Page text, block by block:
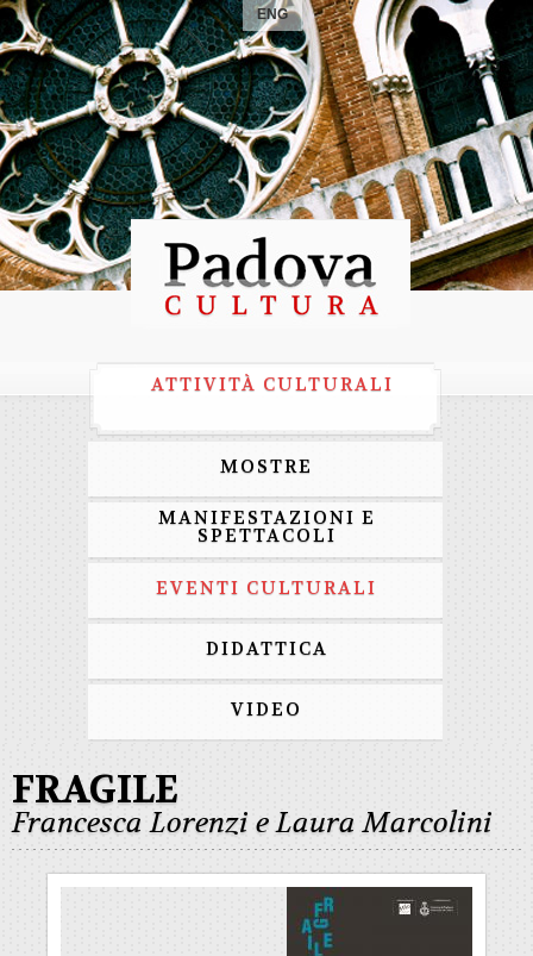
ENG
ATTIVITÀ CULTURALI
MOSTRE
MANIFESTAZIONI E
SPETTACOLI
EVENTI CULTURALI
DIDATTICA
VIDEO
FRAGILE
Francesca Lorenzi e Laura Marcolini